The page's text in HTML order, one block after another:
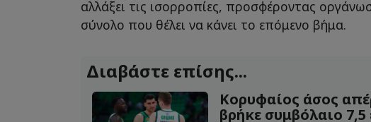
αλλάξει τις ισορροπίες, προσφέροντας
σύνολο που θέλει να κάνει το επόμενο βήμα.
Διαβάστε επίσης...
Κορυφαίος άσος
βρήκε συμβόλαιο 7,5